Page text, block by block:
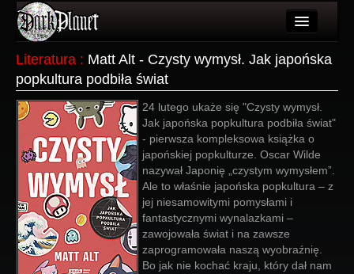
Użytkownicy
Wydarzenia
Galeria
Forum
Więcej
Login
Literatura : Matt Alt - Czysty wymysł. Jak japońska
popkultura podbiła świat
24 lutego ukaże się "Czysty wymysł.
Jak japońska popkultura podbiła świat"
- pierwsza kompleksowa książka o
japońskiej popkulturze. Oscar Wilde
nazywał Japonię „czystym wymysłem”.
Ale to właśnie japońska popkultura – z
jej niesamowitymi pomysłami i
fantastycznymi wynalazkami –
zawojowała świat i na zawsze
zaprogramowała naszą wyobraźnię.
Bo jak nie kochać kraju, który dał nam